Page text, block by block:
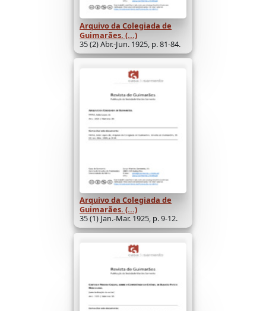
Arquivo da Colegiada de
Guimarães. (...)
35 (2) Abr.-Jun. 1925, p. 81-84.
Arquivo da Colegiada de
Guimarães. (...)
35 (1) Jan.-Mar. 1925, p. 9-12.